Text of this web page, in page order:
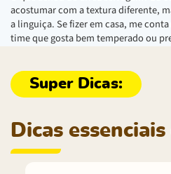
acostumar com a textura diferente,
a linguiça. Se fizer em casa, me
time que gosta bem temperado ou
Dicas